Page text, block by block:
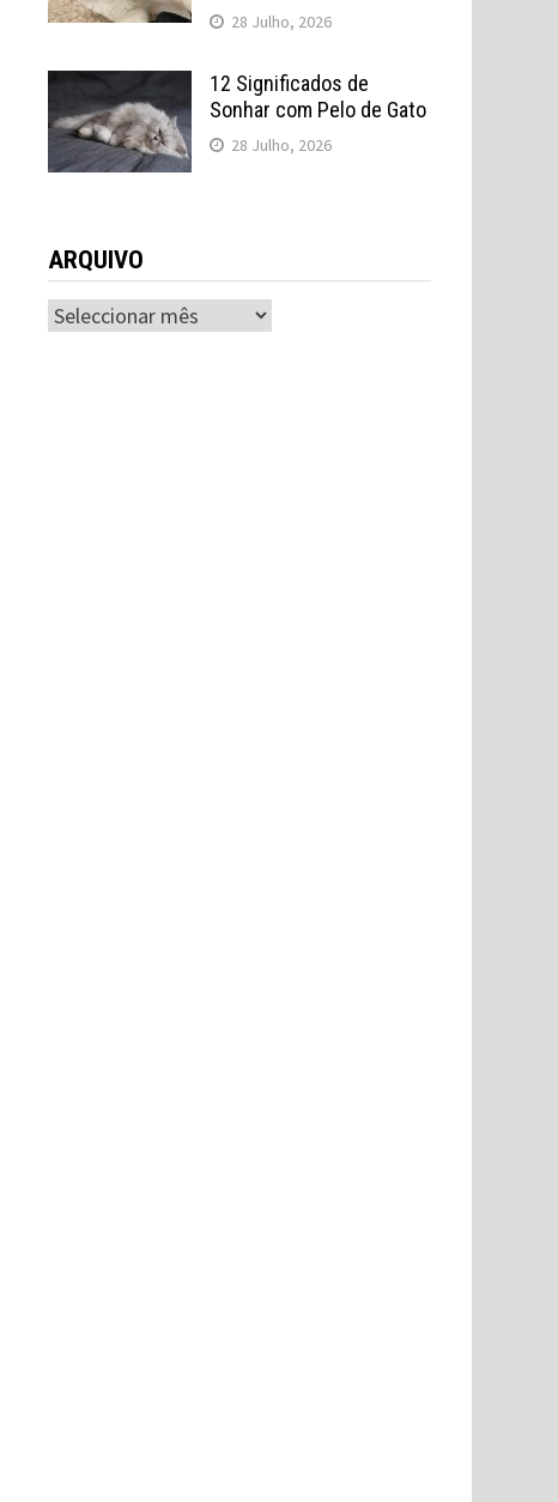
28 Julho, 2026
12 Significados de
Sonhar com Pelo de Gato
28 Julho, 2026
ARQUIVO
ARQUIVO